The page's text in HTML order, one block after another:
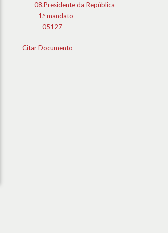
08.Presidente da República
1.º mandato
05127
Citar Documento